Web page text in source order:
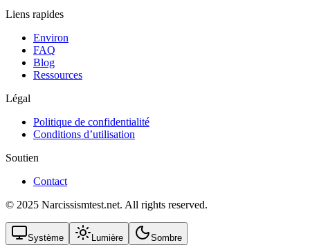
Liens rapides
Environ
FAQ
Blog
Ressources
Légal
Politique de confidentialité
Conditions d’utilisation
Soutien
Contact
© 2025 Narcissismtest.net. All rights reserved.
Système Lumière Sombre